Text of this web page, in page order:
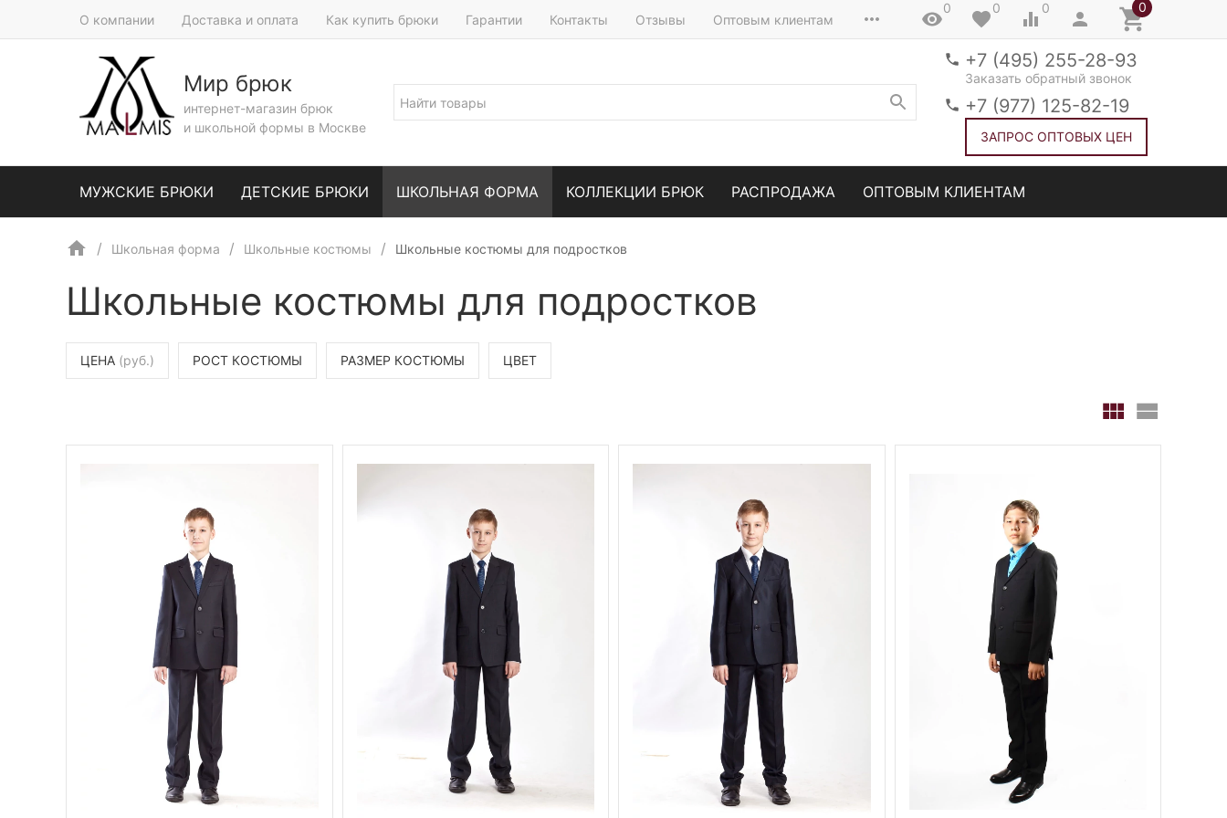
О компании Доставка и оплата Как купить брюки Гарантии Контакты Отзывы Оптовым клиентам
0 0 0 0
Мир брюк
интернет-магазин брюк
и школьной формы в Москве
+7 (495) 255-28-93
Заказать обратный звонок
+7 (977) 125-82-19
ЗАПРОС ОПТОВЫХ ЦЕН
МУЖСКИЕ БРЮКИ ДЕТСКИЕ БРЮКИ ШКОЛЬНАЯ ФОРМА КОЛЛЕКЦИИ БРЮК РАСПРОДАЖА ОПТОВЫМ КЛИЕНТАМ
Школьная форма Школьные костюмы Школьные костюмы для подростков
Школьные костюмы для подростков
ЦЕНА (руб.) РОСТ КОСТЮМЫ РАЗМЕР КОСТЮМЫ ЦВЕТ